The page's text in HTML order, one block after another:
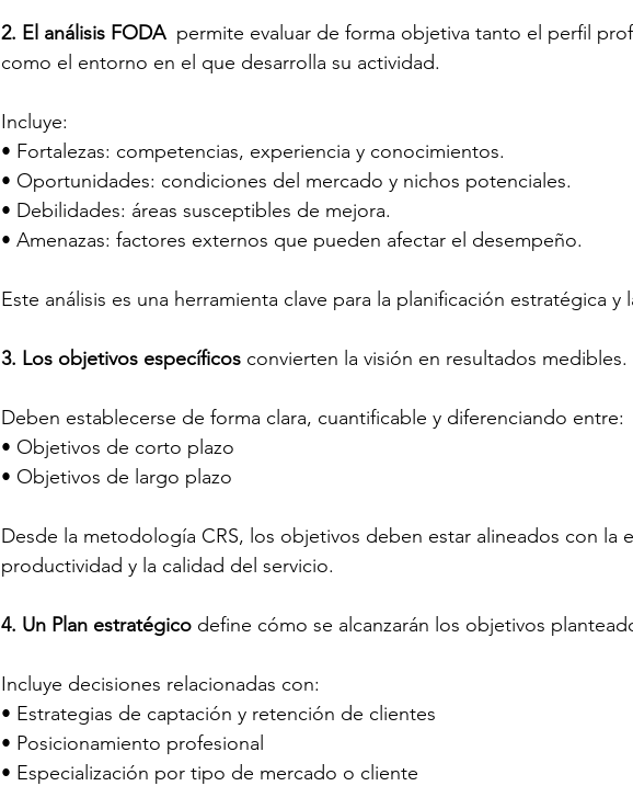
2. El análisis FODA permite evaluar de forma objetiva tanto el perfil
como el entorno en el que desarrolla su actividad.
Incluye:
• Fortalezas: competencias, experiencia y conocimientos.
• Oportunidades: condiciones del mercado y nichos potenciales.
• Debilidades: áreas susceptibles de mejora.
• Amenazas: factores externos que pueden afectar el desempeño.
Este análisis es una herramienta clave para la planificación estratégica y
3. Los objetivos específicos convierten la visión en resultados medibles.
Deben establecerse de forma clara, cuantificable y diferenciando entre:
• Objetivos de corto plazo
• Objetivos de largo plazo
Desde la metodología CRS, los objetivos deben estar alineados con la
productividad y la calidad del servicio.
4. Un Plan estratégico define cómo se alcanzarán los objetivos
Incluye decisiones relacionadas con:
• Estrategias de captación y retención de clientes
• Posicionamiento profesional
• Especialización por tipo de mercado o cliente